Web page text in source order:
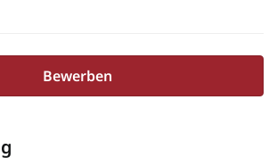
Bewerben